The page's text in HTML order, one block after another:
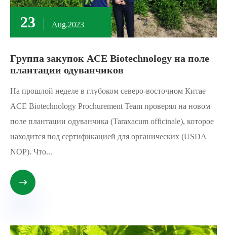
23 Aug.2023
Группа закупок ACE Biotechnology на поле
плантации одуванчиков
На прошлой неделе в глубоком северо-восточном Китае
ACE Biotechnology Prochurement Team проверял на новом
поле плантации одуванчика (Taraxacum officinale), которое
находится под сертификацией для органических (USDA
NOP). Что...
